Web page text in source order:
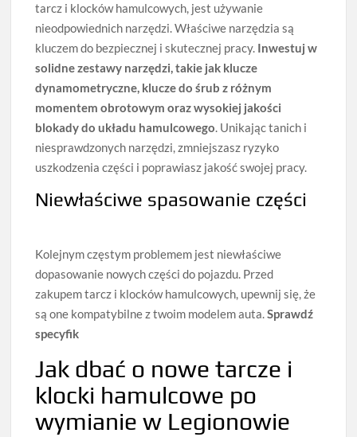
tarcz i klocków hamulcowych, jest używanie
nieodpowiednich narzędzi. Właściwe narzędzia są
kluczem do bezpiecznej i skutecznej pracy. Inwestuj w
solidne zestawy narzędzi, takie jak klucze
dynamometryczne, klucze do śrub z różnym
momentem obrotowym oraz wysokiej jakości
blokady do układu hamulcowego. Unikając tanich i
niesprawdzonych narzędzi, zmniejszasz ryzyko
uszkodzenia części i poprawiasz jakość swojej pracy.
Niewłaściwe spasowanie części
Kolejnym częstym problemem jest niewłaściwe
dopasowanie nowych części do pojazdu. Przed
zakupem tarcz i klocków hamulcowych, upewnij się, że
są one kompatybilne z twoim modelem auta.Sprawdź
specyfik
Jak dbać o nowe tarcze i
klocki hamulcowe po
wymianie w Legionowie